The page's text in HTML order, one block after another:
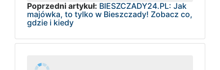
Poprzedni artykuł: BIESZCZADY24.PL: Jak
majówka, to tylko w Bieszczady! Zobacz co,
gdzie i kiedy